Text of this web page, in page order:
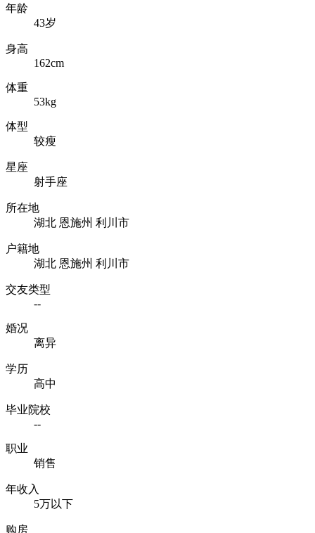
年龄
43岁
身高
162cm
体重
53kg
体型
较瘦
星座
射手座
所在地
湖北 恩施州 利川市
户籍地
湖北 恩施州 利川市
交友类型
--
婚况
离异
学历
高中
毕业院校
--
职业
销售
年收入
5万以下
购房